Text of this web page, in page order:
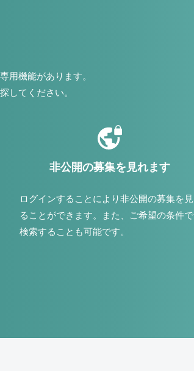
用機能があります。
してください。
非公開の募集を見れます
ログインすることにより非公開の募集を見
ることができます。また、ご希望の条件で
検索することも可能です。